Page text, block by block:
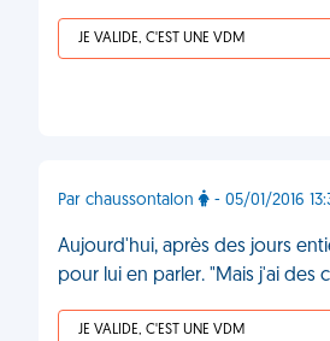
JE VALIDE, C'EST UNE VDM
Par chaussontalon - 05/01/2016
Aujourd'hui, après des jours
pour lui en parler. "Mais j'ai des
JE VALIDE, C'EST UNE VDM